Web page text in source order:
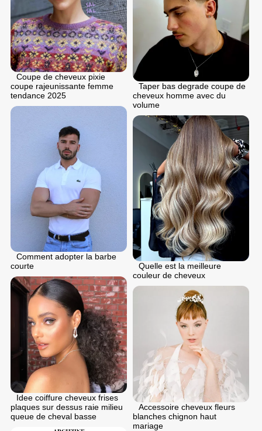
Coupe de cheveux pixie
coupe rajeunissante femme
tendance 2025
Taper bas degrade coupe de
cheveux homme avec du
volume
Comment adopter la barbe
courte
Quelle est la meilleure
couleur de cheveux
Idee coiffure cheveux frises
plaques sur dessus raie milieu
queue de cheval basse
Accessoire cheveux fleurs
blanches chignon haut
mariage